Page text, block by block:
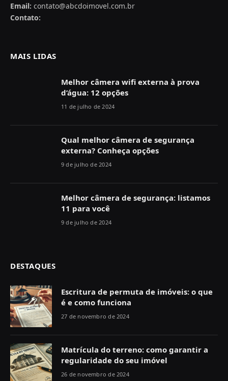
Email: contato@abcdoimovel.com.br
Contato:
MAIS LIDAS
Melhor câmera wifi externa à prova
d’água: 12 opções
11 de julho de 2024
Qual melhor câmera de segurança
externa? Conheça opções
9 de julho de 2024
Melhor câmera de segurança: listamos
11 para você
9 de julho de 2024
DESTAQUES
Escritura de permuta de imóveis: o que
é e como funciona
27 de novembro de 2024
Matrícula do terreno: como garantir a
regularidade do seu imóvel
26 de novembro de 2024